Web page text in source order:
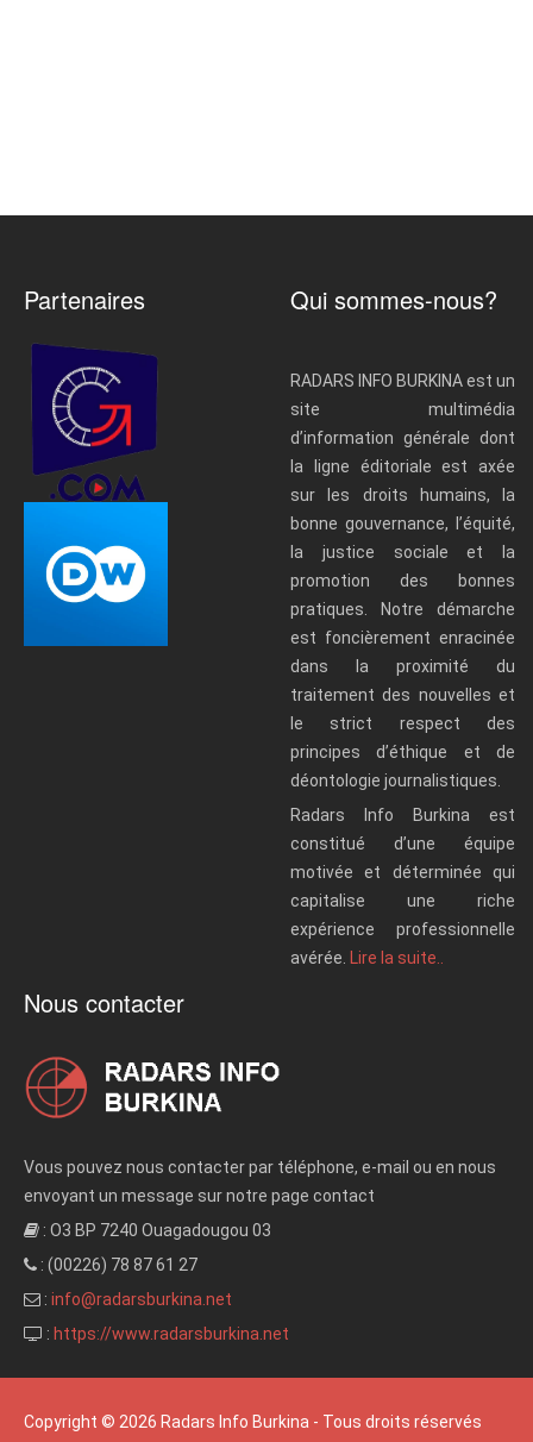
Partenaires Qui sommes-nous?
RADARS INFO BURKINA est un
site multimédia
d’information générale dont
la ligne éditoriale est axée
sur les droits humains, la
bonne gouvernance, l’équité,
la justice sociale et la
promotion des bonnes
pratiques. Notre démarche
est foncièrement enracinée
dans la proximité du
traitement des nouvelles et
le strict respect des
principes d’éthique et de
déontologie journalistiques.
Radars Info Burkina est
constitué d’une équipe
motivée et déterminée qui
capitalise une riche
expérience professionnelle
avérée. Lire la suite..
Nous contacter
Vous pouvez nous contacter par téléphone, e-mail ou en nous
envoyant un message sur notre page contact
: O3 BP 7240 Ouagadougou 03
: (00226) 78 87 61 27
: info@radarsburkina.net
: https://www.radarsburkina.net
Copyright © 2026 Radars Info Burkina - Tous droits réservés